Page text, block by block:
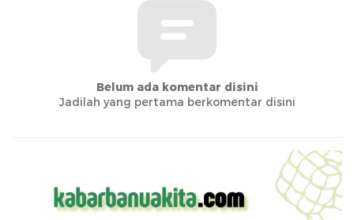
Belum ada komentar disini
Jadilah yang pertama berkomentar disini